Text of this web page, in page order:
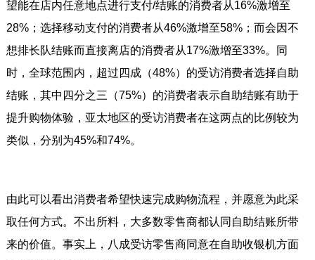
望能在店内任意地点进行支付/结账的消费者从16%激增至
28%；选择移动支付的消费者从46%激增至58%；而会因不
想排长队结账而直接离店的消费者从17%激增至33%。同
时，全球范围内，超过四成（48%）的受访消费者选择自助
结账，其中四分之三（75%）的消费者表示自助结账有助于
提升购物体验，亚太地区的受访消费者在这两点的比例较为
类似，分别为45%和74%。
由此可以看出消费者希望快速完成购物流程，并愿意为此采
取任何方式。不出所料，大多数零售商都认同自助结账所带
来的价值。事实上，八成受访零售商同意在自助收银机方面